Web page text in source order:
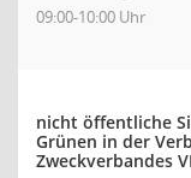
09:00-10:00 Uhr
nicht öffentliche
Grünen in der
Zweckverbandes